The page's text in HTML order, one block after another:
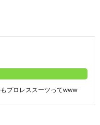
プロレススーツってwww